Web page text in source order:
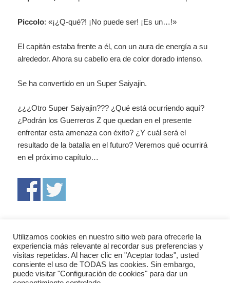
Piccolo: «¡¿Q-qué?! ¡No puede ser! ¡Es un…!»
El capitán estaba frente a él, con un aura de energía a su
alrededor. Ahora su cabello era de color dorado intenso.
Se ha convertido en un Super Saiyajin.
¿¿¿Otro Super Saiyajin??? ¿Qué está ocurriendo aquí?
¿Podrán los Guerreros Z que quedan en el presente
enfrentar esta amenaza con éxito? ¿Y cuál será el
resultado de la batalla en el futuro? Veremos qué ocurrirá
en el próximo capítulo…
entradas
ANTERIOR
Entrada
anterior:
¡Saiyanos! – Capítulo 3
SIGUIENTE
Utilizamos cookies en nuestro sitio web para ofrecerle la
experiencia más relevante al recordar sus preferencias y
visitas repetidas. Al hacer clic en "Aceptar todas", usted
consiente el uso de TODAS las cookies. Sin embargo,
puede visitar "Configuración de cookies" para dar un